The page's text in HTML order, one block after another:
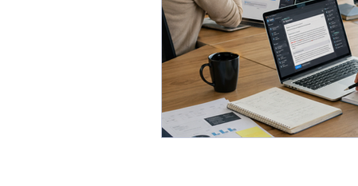
Formazione aziendale